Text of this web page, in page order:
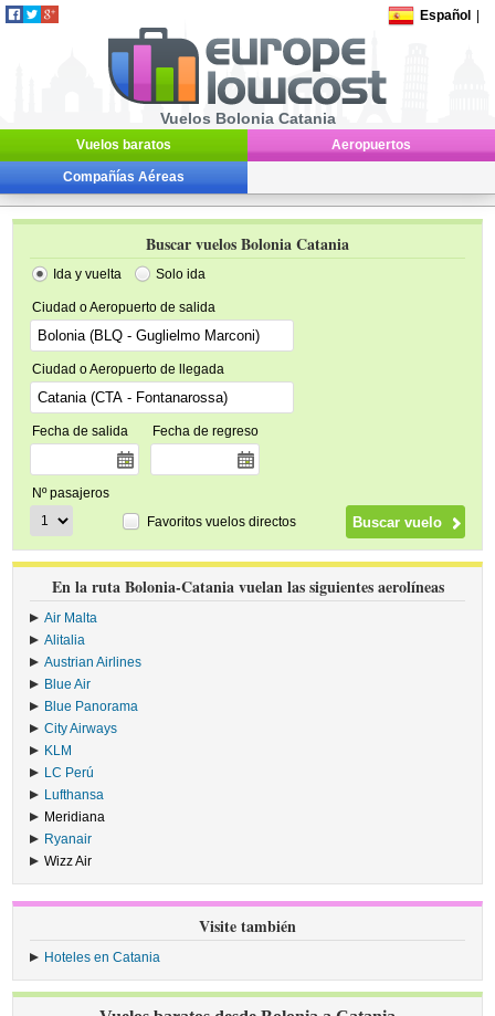
Español
Vuelos Bolonia Catania
Vuelos baratos Aeropuertos
Compañías Aéreas
Buscar vuelos Bolonia Catania
Ida y vuelta Solo ida
Ciudad o Aeropuerto de salida
Ciudad o Aeropuerto de llegada
Fecha de salida Fecha de regreso
Nº pasajeros
Favoritos vuelos directos
En la ruta Bolonia-Catania vuelan las siguientes aerolíneas
Air Malta
Alitalia
Austrian Airlines
Blue Air
Blue Panorama
City Airways
KLM
LC Perú
Lufthansa
Meridiana
Ryanair
Wizz Air
Visite también
Hoteles en Catania